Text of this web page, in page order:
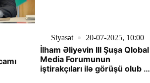
Siyasət 20-07-2025, 10:00
İlham Əliyevin III Şuşa Qlobal
Media Forumunun
iştirakçıları ilə görüşü olub -